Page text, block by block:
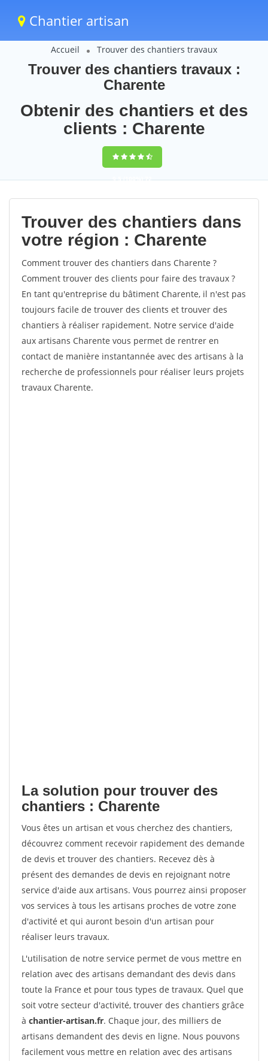
Chantier artisan
Accueil Trouver des chantiers travaux
Trouver des chantiers travaux :
Charente
Obtenir des chantiers et des
clients : Charente
9,5(100%)72
votes
Trouver des chantiers dans
votre région : Charente
Comment trouver des chantiers dans Charente ?
Comment trouver des clients pour faire des travaux ?
En tant qu'entreprise du bâtiment Charente, il n'est pas
toujours facile de trouver des clients et trouver des
chantiers à réaliser rapidement. Notre service d'aide
aux artisans Charente vous permet de rentrer en
contact de manière instantannée avec des artisans à la
recherche de professionnels pour réaliser leurs projets
travaux Charente.
La solution pour trouver des
chantiers : Charente
Vous êtes un artisan et vous cherchez des chantiers,
découvrez comment recevoir rapidement des demande
de devis et trouver des chantiers. Recevez dès à
présent des demandes de devis en rejoignant notre
service d'aide aux artisans. Vous pourrez ainsi proposer
vos services à tous les artisans proches de votre zone
d'activité et qui auront besoin d'un artisan pour
réaliser leurs travaux.
L'utilisation de notre service permet de vous mettre en
relation avec des artisans demandant des devis dans
toute la France et pour tous types de travaux. Quel que
soit votre secteur d'activité, trouver des chantiers grâce
à chantier-artisan.fr. Chaque jour, des milliers de
artisans demandent des devis en ligne. Nous pouvons
facilement vous mettre en relation avec des artisans